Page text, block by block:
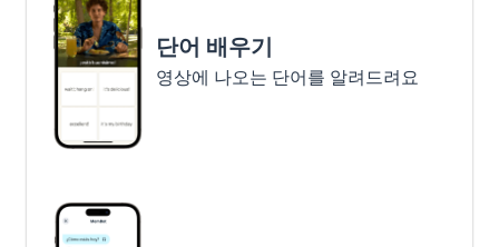
단어 배우기
영상에 나오는 단어를 알려드려요